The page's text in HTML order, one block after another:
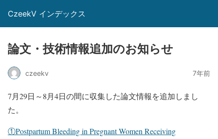
CzeekV インデックス
論文・技術情報追加のお知らせ
czeekv 7年前
7月29日～8月4日の間に収集した論文情報を追加しまし
た。
①Postpartum Bleeding in Pregnant Women Receiving